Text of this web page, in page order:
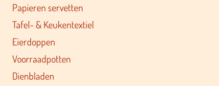
Papieren servetten
Tafel- & Keukentextiel
Eierdoppen
Voorraadpotten
Dienbladen